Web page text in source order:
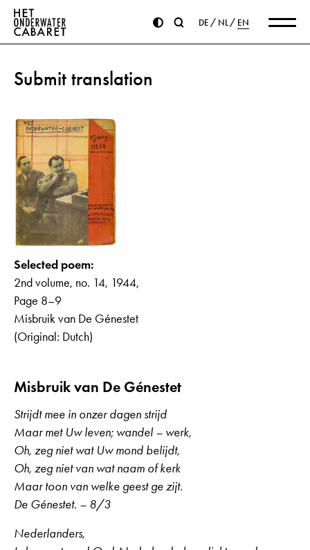
DE NL EN
Submit translation
Selected poem:
2nd volume, no. 14, 1944,
Page 8–9
Misbruik van De Génestet
(Original: Dutch)
Misbruik van De Génestet
Strijdt mee in onzer dagen strijd
Maar met Uw leven; wandel – werk,
Oh, zeg niet wat Uw mond belijdt,
Oh, zeg niet van wat naam of kerk
Maar toon van welke geest ge zijt.
De Génestet. – 8/3
Nederlanders,